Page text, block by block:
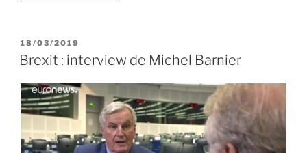
« Uncut »
Cohn-
Bendit »
PUBLIÉ
LE
18/03/2019
Brexit : interview de Michel Barnier